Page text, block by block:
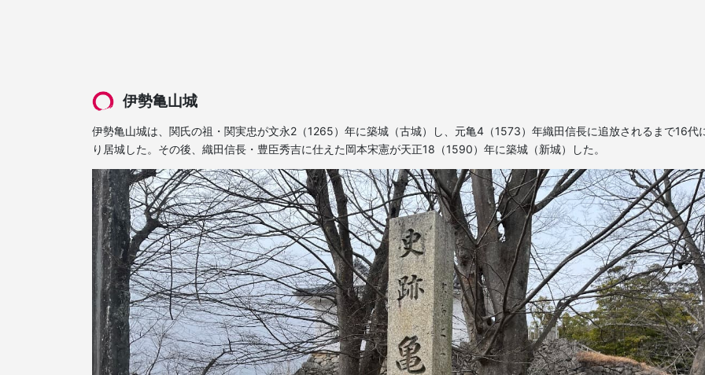
伊勢亀山城
伊勢亀山城は、関氏の祖・関実忠が文永2（1265）年に築城（古城）し、元亀4（1573）年織田信長に追放されるまで16代
り居城した。その後、織田信長・豊臣秀吉に仕えた岡本宋憲が天正18（1590）年に築城（新城）した。